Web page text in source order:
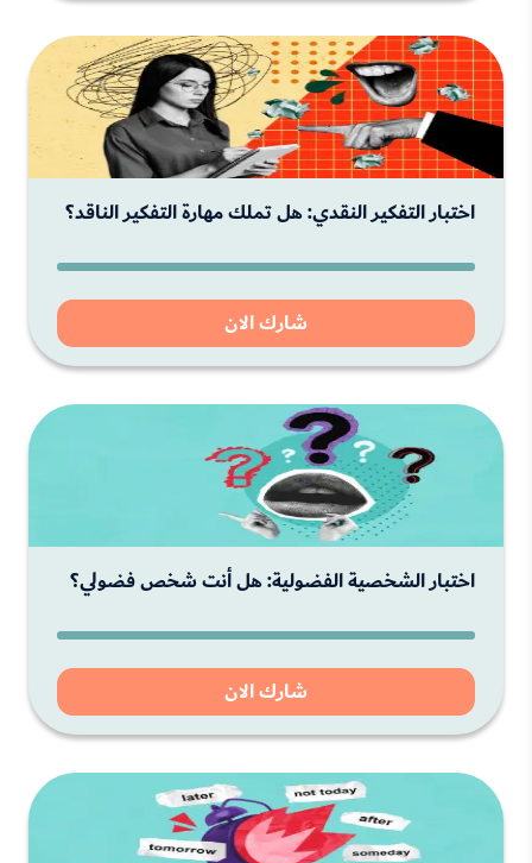
اختبار التفكير النقدي: هل تملك مهارة التفكير الناقد؟
شارك الان
اختبار الشخصية الفضولية: هل أنت شخص فضولي؟
شارك الان